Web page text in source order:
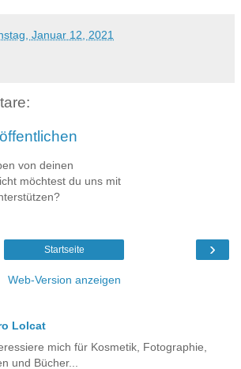
Januar 12, 2021
von deinen
möchtest du uns mit
›
Startseite
Web-Version anzeigen
Lolcat
mich für Kosmetik, Fotographie,
und Bücher...